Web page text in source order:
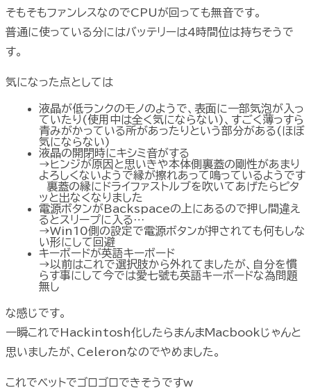
そもそもファンレスなのでCPUが回っても無音です。
普通に使っている分にはバッテリーは4時間位は持ちそうで
す。
気になった点としては
液晶が低ランクのモノのようで、表面に一部気泡が入っ
ていたり(使用中は全く気にならない)、すごく薄っすら
青みがかっている所があったりという部分がある(ほぼ
気にならない)
液晶の開閉時にキシミ音がする
→ヒンジが原因と思いきや本体側裏蓋の剛性があまり
よろしくないようで縁が擦れあって鳴っているようです
裏蓋の縁にドライファストルブを吹いてあげたらピタ
ッと出なくなりました
電源ボタンがBackspaceの上にあるので押し間違え
るとスリープに入る…
→Win10側の設定で電源ボタンが押されても何もしな
い形にして回避
キーボードが英語キーボード
→以前はこれで選択肢から外れてましたが、自分を慣
らす事にして今では愛七號も英語キーボードな為問題
無し
な感じです。
一瞬これでHackintosh化したらまんまMacbookじゃんと
思いましたが、Celeronなのでやめました。
これでベットでゴロゴロできそうですw